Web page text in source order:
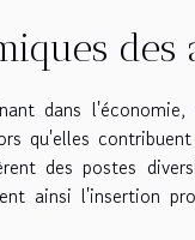
des
dans
qu'elles
des postes
ainsi l'insertion